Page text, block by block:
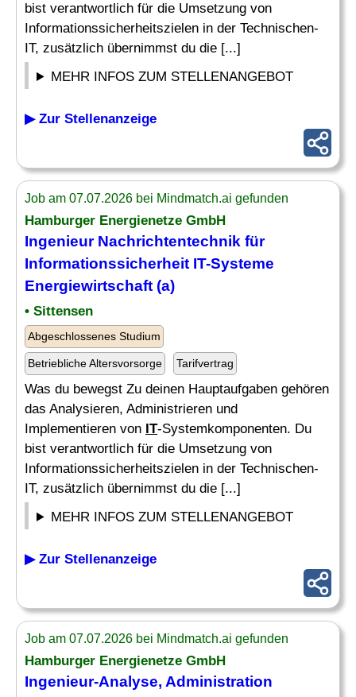
bist verantwortlich für die Umsetzung von
Informationssicherheitszielen in der Technischen-
IT, zusätzlich übernimmst du die [...]
MEHR INFOS ZUM STELLENANGEBOT
▶ Zur Stellenanzeige
Job am 07.07.2026 bei Mindmatch.ai gefunden
Hamburger Energienetze GmbH
IngenieurNachrichtentechnik für
Informationssicherheit IT-Systeme
Energiewirtschaft (a)
• Sittensen
Abgeschlossenes Studium
Betriebliche Altersvorsorge Tarifvertrag
Was du bewegst Zu deinen Hauptaufgaben gehören
das Analysieren, Administrieren und
Implementieren von IT-Systemkomponenten. Du
bist verantwortlich für die Umsetzung von
Informationssicherheitszielen in der Technischen-
IT, zusätzlich übernimmst du die [...]
MEHR INFOS ZUM STELLENANGEBOT
▶ Zur Stellenanzeige
Job am 07.07.2026 bei Mindmatch.ai gefunden
Hamburger Energienetze GmbH
Ingenieur-Analyse, Administration